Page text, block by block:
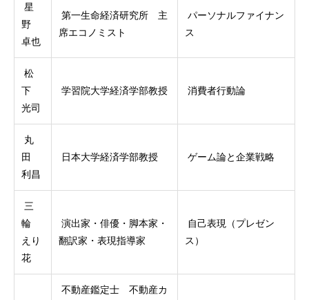
星
野
卓也
第一生命経済研究所 主
席エコノミスト
パーソナルファイナン
ス
松
下
光司
学習院大学経済学部教授 消費者行動論
丸
田
利昌
日本大学経済学部教授 ゲーム論と企業戦略
三
輪
えり
花
演出家・俳優・脚本家・
翻訳家・表現指導家
自己表現（プレゼン
ス）
不動産鑑定士 不動産カ